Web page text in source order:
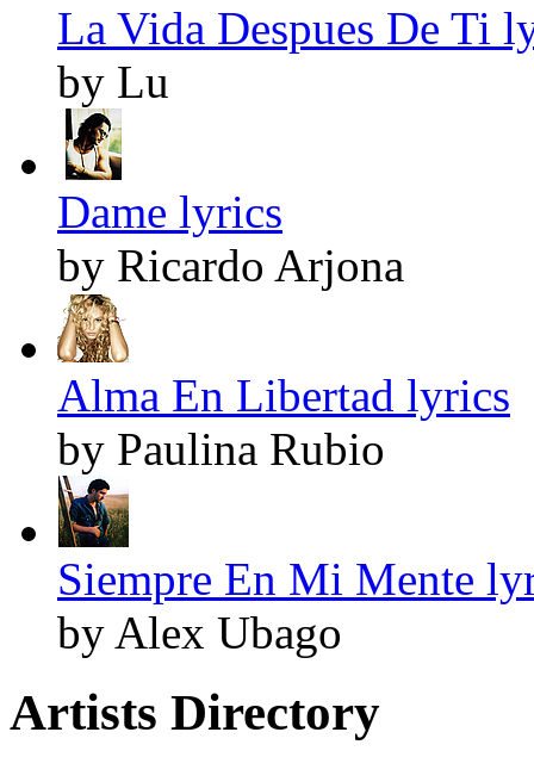
La Vida Despues De Ti
by Lu
Dame lyrics
by Ricardo Arjona
Alma En Libertad lyrics
by Paulina Rubio
Siempre En Mi Mente
by Alex Ubago
Artists Directory